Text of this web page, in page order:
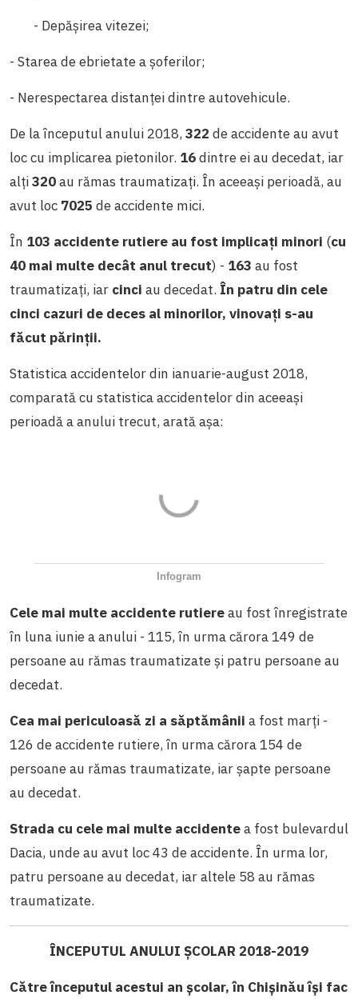
- Depășirea vitezei;
- Starea de ebrietate a șoferilor;
- Nerespectarea distanței dintre autovehicule.
De la începutul anului 2018, 322 de accidente au avut
loc cu implicarea pietonilor. 16dintre ei au decedat, iar
alți320au rămas traumatizați. În aceeași perioadă, au
avut loc 7025 de accidente mici.
În 103 accidente rutiere au fost implicați minori (cu
40 mai multe decât anul trecut) - 163 au fost
traumatizați, iar cinci au decedat. În patru din cele
cinci cazuri de deces al minorilor, vinovați s-au
făcut părinții.
Statistica accidentelor din ianuarie-august 2018,
comparată cu statistica accidentelor din aceeași
perioadă a anului trecut, arată așa:
Infogram
Cele mai multe accidente rutiereau fost înregistrate
în luna iunie a anului - 115, în urma cărora 149 de
persoane au rămas traumatizate și patru persoane au
decedat.
Cea mai periculoasă zi a săptămânii a fost marți -
126 de accidente rutiere, în urma cărora 154 de
persoane au rămas traumatizate, iar șapte persoane
au decedat.
Strada cu cele mai multe accidentea fost bulevardul
Dacia, unde au avut loc 43 de accidente. În urma lor,
patru persoane au decedat, iar altele 58 au rămas
traumatizate.
ÎNCEPUTUL ANULUI ȘCOLAR 2018-2019
Către începutul acestui an școlar, în Chișinău își fac